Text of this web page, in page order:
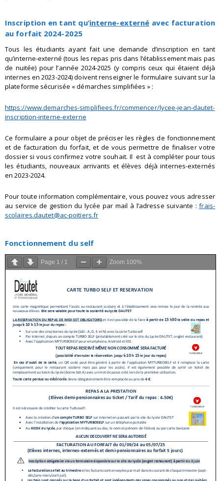
Inscription en tant qu’interne-externé avec facturation
au forfait 2024-2025
Tous les étudiants ayant fait une demande d’inscription en tant
qu’interne-externé (tous les repas pris dans l’établissement mais pas
de nuitée) pour l’année 2024-2025 (y compris ceux qui étaient déjà
internes en 2023-2024) doivent renseigner le formulaire suivant sur la
plateforme sécurisée « démarches simplifiées » :
https://www.demarches-simplifiees.fr/commencer/lycee-jean-dautet-
inscription-interne-externe
Ce formulaire a pour objet de préciser les règles de fonctionnement
et de facturation du forfait, et de vous permettre de finaliser votre
dossier si vous confirmez votre souhait. Il est à compléter pour tous
les étudiants, nouveaux arrivants et élèves déjà internes-externés
en 2023-2024.
Pour toute information complémentaire, vous pouvez vous adresser
au service de gestion du lycée par mail à l’adresse suivante :frais-
scolaires.dautet@ac-poitiers.fr
Fonctionnement du self
Page 1 / 1 Zoom 100%